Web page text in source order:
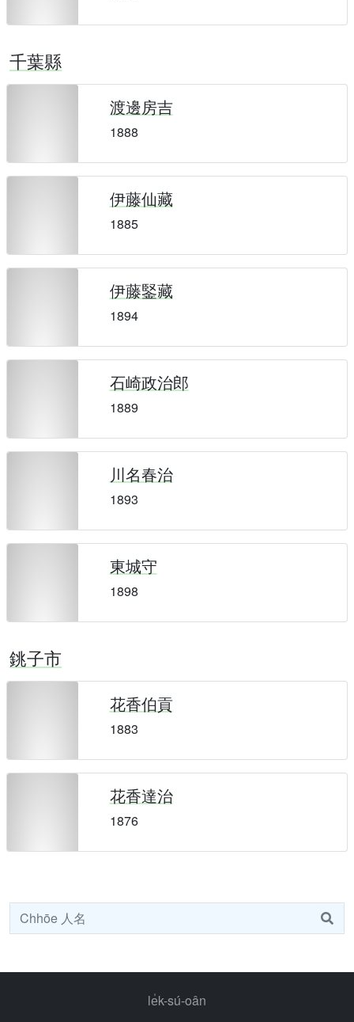
千葉縣
渡邊房吉
1888
伊藤仙藏
1885
伊藤鋻藏
1894
石崎政治郎
1889
川名春治
1893
東城守
1898
銚子市
花香伯貢
1883
花香達治
1876
le̍k-sú-oân